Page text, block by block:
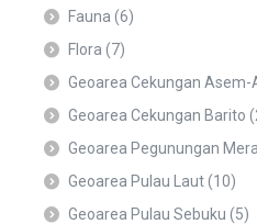
Fauna (6)
Flora (7)
Geoarea Cekungan Asem-
Geoarea Cekungan Barito
Geoarea Pegunungan
Geoarea Pulau Laut(10)
Geoarea Pulau Sebuku (5)